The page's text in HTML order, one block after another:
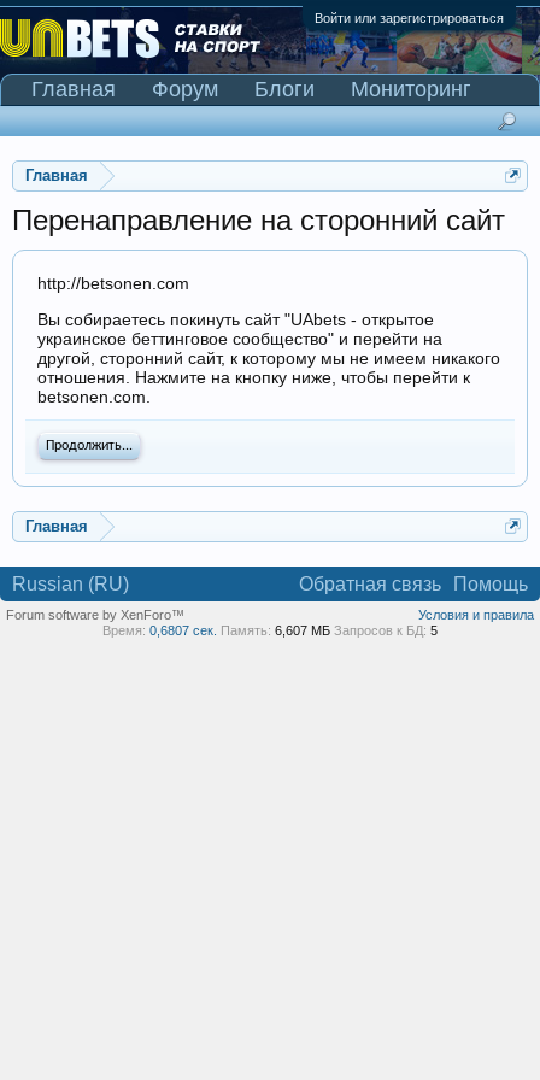
Войти или зарегистрироваться
Главная
Перенаправление на сторонний сайт
http://betsonen.com
Вы собираетесь покинуть сайт "UAbets - открытое
украинское беттинговое сообщество" и перейти на
другой, сторонний сайт, к которому мы не имеем никакого
отношения. Нажмите на кнопку ниже, чтобы перейти к
betsonen.com.
Продолжить...
Главная
Главная Форум Блоги
Мониторинг
Сканер Pinnacle
Russian (RU) Обратная связь Помощь
Условия и правила
Forum software by XenForo™
Время: 0,6807 сек. Память: 6,607 МБ Запросов к БД: 5